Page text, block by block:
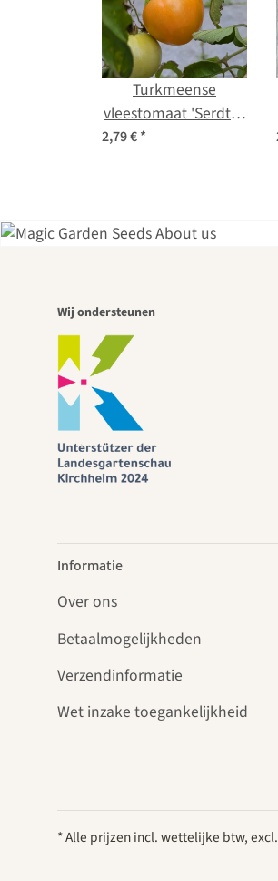
Turkmeense
vleestomaat 'Serdtse
Ashkhabada'
2,79 €*
Wij ondersteunen
Informatie
Over ons
Betaalmogelijkheden
Verzendinformatie
Wet inzake toegankelijkheid
* Alle prijzen incl. wettelijke btw, excl.